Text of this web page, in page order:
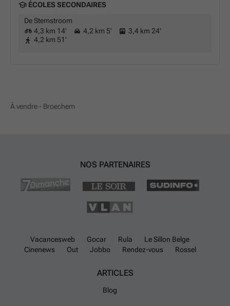
ÉCOLES SECONDAIRES
De Stemstroom
4,3 km 14'
4,2 km 5'
3,4 km 24'
4,2 km 51'
À vendre - Broechem
NOS PARTENAIRES
Vacancesweb Gocar Rula
Le Sillon Belge
Cinenews
Out Jobbo Rendez-vous Rossel
ARTICLES
Blog